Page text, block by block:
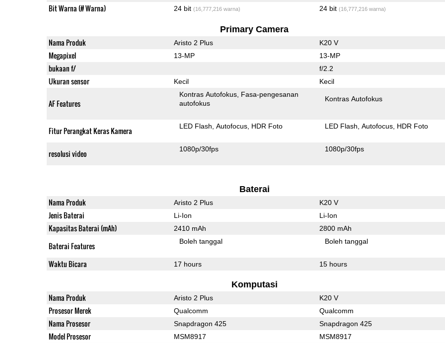
Bit Warna (# Warna) 24 bit (16,777,216 warna) 24 bit (16,777,216 warna)
Primary Camera
Nama Produk Aristo 2 Plus K20 V
Megapixel 13-MP 13-MP
bukaan f/ f/2.2
Ukuran sensor Kecil Kecil
AF Features
Kontras Autofokus Fasa-pengesanan
autofokus
Kontras Autofokus
Fitur Perangkat Keras Kamera LED Flash Autofocus HDR Foto LED Flash Autofocus HDR Foto
resolusi video 1080p/30fps 1080p/30fps
Baterai
Nama Produk Aristo 2 Plus K20 V
Jenis Baterai Li-Ion Li-Ion
Kapasitas Baterai (mAh) 2410 mAh 2800 mAh
Baterai Features Boleh tanggal Boleh tanggal
Waktu Bicara 17 hours 15 hours
Komputasi
Nama Produk Aristo 2 Plus K20 V
Prosesor Merek Qualcomm Qualcomm
Nama Prosesor Snapdragon 425 Snapdragon 425
Model Prosesor MSM8917 MSM8917